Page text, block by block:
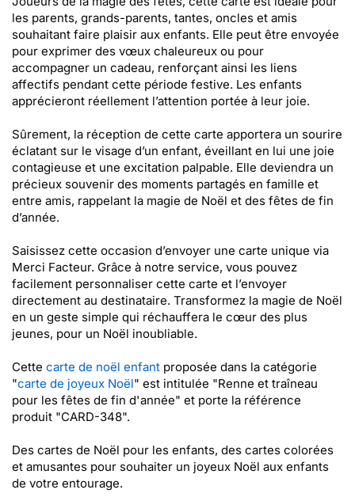
les parents, grands-parents, tantes, oncles et amis
souhaitant faire plaisir aux enfants. Elle peut être envoyée
pour exprimer des vœux chaleureux ou pour
accompagner un cadeau, renforçant ainsi les liens
affectifs pendant cette période festive. Les enfants
apprécieront réellement l’attention portée à leur joie.
Sûrement, la réception de cette carte apportera un sourire
éclatant sur le visage d’un enfant, éveillant en lui une joie
contagieuse et une excitation palpable. Elle deviendra un
précieux souvenir des moments partagés en famille et
entre amis, rappelant la magie de Noël et des fêtes de fin
d’année.
Saisissez cette occasion d’envoyer une carte unique via
Merci Facteur. Grâce à notre service, vous pouvez
facilement personnaliser cette carte et l’envoyer
directement au destinataire. Transformez la magie de Noël
en un geste simple qui réchauffera le cœur des plus
jeunes, pour un Noël inoubliable.
Cette carte de noël enfant proposée dans la catégorie
"carte de joyeux Noël" est intitulée "Renne et traîneau
pour les fêtes de fin d'année" et porte la référence
produit "CARD-348".
Des cartes de Noël pour les enfants, des cartes colorées
et amusantes pour souhaiter un joyeux Noël aux enfants
de votre entourage.